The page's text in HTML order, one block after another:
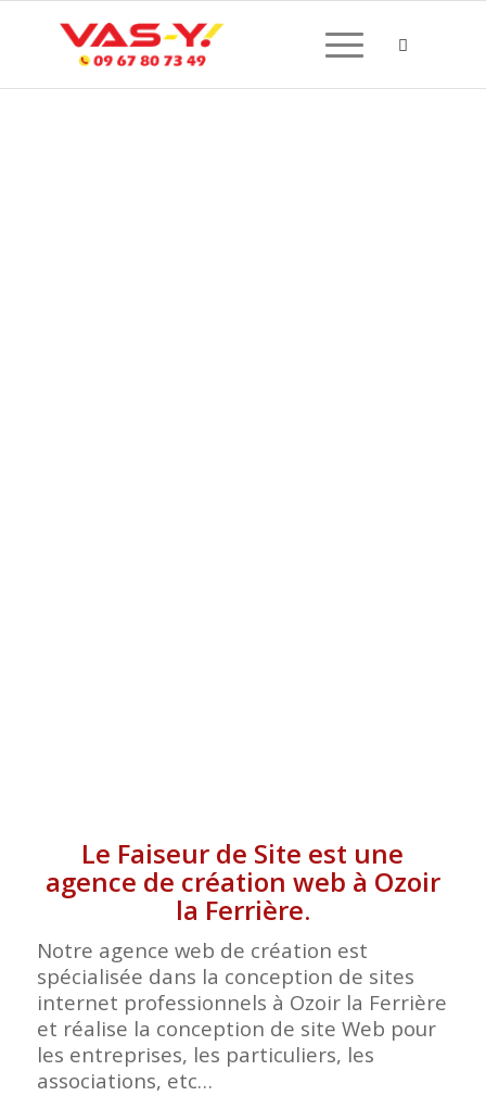
Le Faiseur de Site est une
agence de création web à Ozoir
la Ferrière.
Notre agence web de création est
spécialisée dans la conception de sites
internet professionnels à Ozoir la Ferrière
et réalise la conception de site Web pour
les entreprises, les particuliers, les
associations, etc…